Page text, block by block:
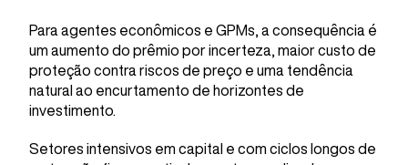
Para agentes econômicos e GPMs, a consequência é
um aumento do prêmio por incerteza, maior custo de
proteção contra riscos de preço e uma tendência
natural ao encurtamento de horizontes de
investimento.
Setores intensivos em capital e com ciclos longos de